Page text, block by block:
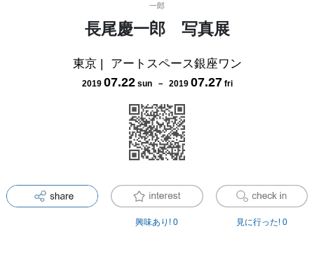
一郎
長尾慶一郎 写真展
東京| アートスペース銀座ワン
2019 07.22 sun－ 2019 07.27 fri
興味あり! 0 見に行った! 0